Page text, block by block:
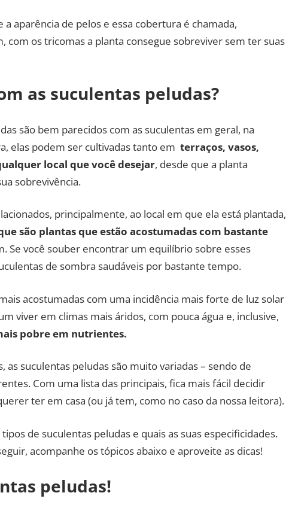
aparência de pelos e essa cobertura é chamada,
com os tricomas a planta consegue sobreviver sem ter suas
as suculentas peludas?
são bem parecidos com as suculentas em geral, na
elas podem ser cultivadas tanto em terraços, vasos,
local que você desejar, desde que a planta
sobrevivência.
principalmente, ao local em que ela está plantada,
são plantas que estão acostumadas com bastante
Se você souber encontrar um equilíbrio sobre esses
de sombra saudáveis por bastante tempo.
acostumadas com uma incidência mais forte de luz solar
viver em climas mais áridos, com pouca água e, inclusive,
pobre em nutrientes.
as suculentas peludas são muito variadas – sendo de
Com uma lista das principais, fica mais fácil decidir
ter em casa (ou já tem, como no caso da nossa leitora).
de suculentas peludas e quais as suas especificidades.
acompanhe os tópicos abaixo e aproveite as dicas!
peludas!